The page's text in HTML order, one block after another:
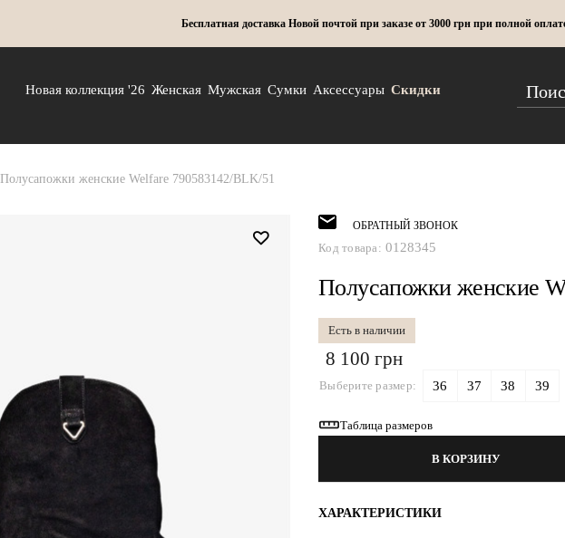
Бесплатная доставка Новой почтой при заказе от 3000 грн при полной
Новая коллекция '26 Женская Мужская Сумки Аксессуары Скидки
Полусапожки женские Welfare 790583142/BLK/51
ОБРАТНЫЙ ЗВОНОК
Код товара: 0128345
Полусапожки женские
Есть в наличии
Выберите размер: 36 37 38 39
Таблица размеров
8 100 грн
В КОРЗИНУ
ХАРАКТЕРИСТИКИ